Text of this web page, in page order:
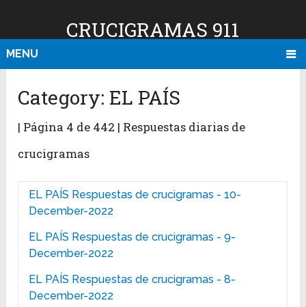
CRUCIGRAMAS 911
MENU
Category: EL PAÍS
| Página 4 de 442 | Respuestas diarias de
crucigramas
EL PAÍS Respuestas de crucigramas - 10-
December-2022
EL PAÍS Respuestas de crucigramas - 9-
December-2022
EL PAÍS Respuestas de crucigramas - 8-
December-2022